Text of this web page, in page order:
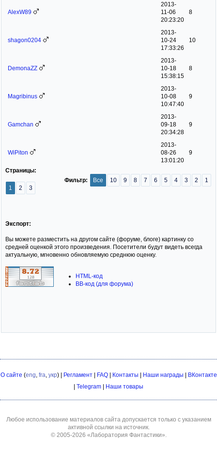
AlexW89
2013-
11-06
20:23:20
8
shagon0204
2013-
10-24
17:33:26
10
DemonaZZ
2013-
10-18
15:38:15
8
Magribinus
2013-
10-08
10:47:40
9
Gamchan
2013-
09-18
20:34:28
9
WiPiton
2013-
08-26
13:01:20
9
Все 10 9 8 7 6 5 4 3 2 1
Фильтр:
Страницы:
1 2 3
Экспорт:
Вы можете разместить на другом сайте (форуме, блоге) картинку со
средней оценкой этого произведения. Посетители будут видеть всегда
актуальную, мгновенно обновляемую среднюю оценку.
HTML-код
BB-код (для форума)
О сайте (eng fra укр) | Регламент| FAQ| Контакты | Наши награды | ВКонтакте
| Telegram | Наши товары
Любое использование материалов сайта допускается только с указанием
активной ссылки на источник.
© 2005-2026 «Лаборатория Фантастики»